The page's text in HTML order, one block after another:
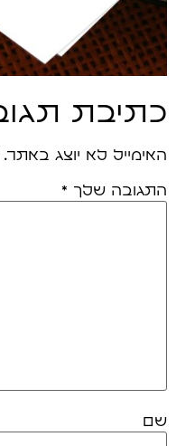
כתיבת
האימייל לא יוצג באתר.
התגובה שלך *
שם